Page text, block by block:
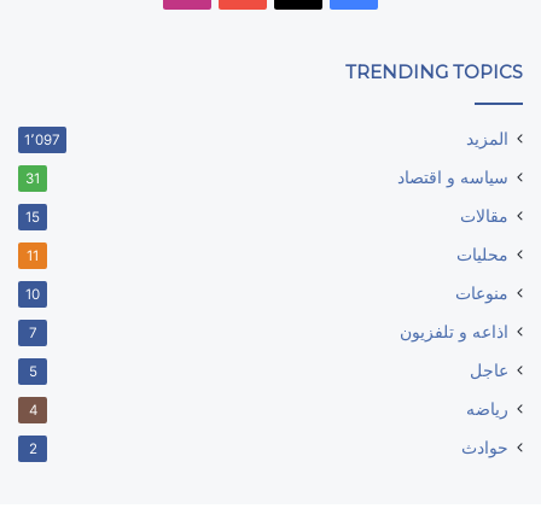
TRENDING TOPICS
المزيد 1٬097
سياسه و اقتصاد 31
مقالات 15
محليات 11
منوعات 10
اذاعه و تلفزيون 7
عاجل 5
رياضه 4
حوادث 2